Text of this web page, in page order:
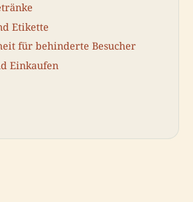
Etikette
für behinderte Besucher
Einkaufen